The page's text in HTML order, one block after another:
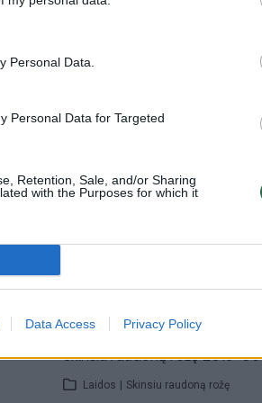
Personal Data.
Personal Data for Targeted
Retention, Sale, and/or Sharing
with the Purposes for which it
Data Access Privacy Policy
gerina regėjimą, bet ir saugo
Žinios | Gyvenimo būdas
Nuoga tiesa 2019-05-13
Skinsiu raudoną rožę 2019-
Laidos Skinsiu raudoną rožę